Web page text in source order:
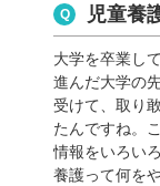
児童養
大学を卒業し
進んだ大学の
受けて、取り
たんですね。
情報をいろい
養護って何を